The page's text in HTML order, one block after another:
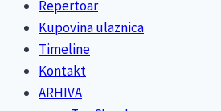
Repertoar
Kupovina ulaznica
Timeline
Kontakt
ARHIVA